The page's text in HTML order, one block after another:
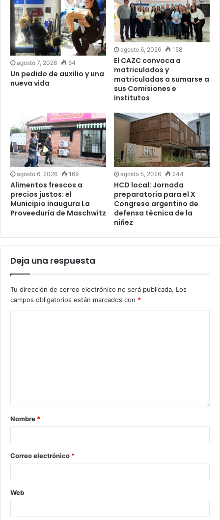
agosto 7, 2026 64
Un pedido de auxilio y una
nueva vida
agosto 6, 2026 158
El CAZC convoca a
matriculados y
matriculadas a sumarse a
sus Comisiones e
Institutos
agosto 6, 2026 169
Alimentos frescos a
precios justos: el
Municipio inaugura La
Proveeduría de Maschwitz
agosto 5, 2026 244
HCD local: Jornada
preparatoria para el X
Congreso argentino de
defensa técnica de la
niñez
Deja una respuesta
Tu dirección de correo electrónico no será publicada. Los
campos obligatorios están marcados con *
Nombre *
Correo electrónico *
Web